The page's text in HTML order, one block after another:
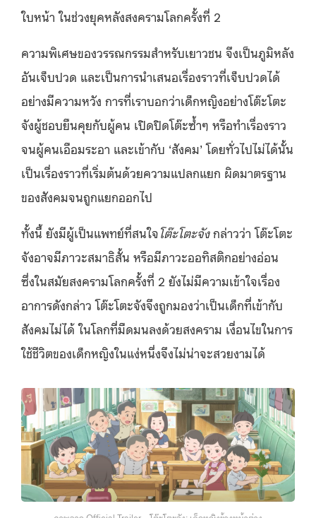
ใบหน้า ในช่วงยุคหลังสงครามโลกครั้งที่ 2
ความพิเศษของวรรณกรรมสำหรับเยาวชน จึงเป็นภูมิหลัง
อันเจ็บปวด และเป็นการนำเสนอเรื่องราวที่เจ็บปวดได้
อย่างมีความหวัง การที่เราบอกว่าเด็กหญิงอย่างโต๊ะโตะ
จังผู้ชอบยืนคุยกับผู้คน เปิดปิดโต๊ะซ้ำๆ หรือทำเรื่องราว
จนผู้คนเอือมระอา และเข้ากับ ‘สังคม’ โดยทั่วไปไม่ได้นั้น
เป็นเรื่องราวที่เริ่มต้นด้วยความแปลกแยก ผิดมาตรฐาน
ของสังคมจนถูกแยกออกไป
ทั้งนี้ ยังมีผู้เป็นแพทย์ที่สนใจโต๊ะโตะจังกล่าวว่า โต๊ะโตะ
จังอาจมีภาวะสมาธิสั้น หรือมีภาวะออทิสติกอย่างอ่อน
ซึ่งในสมัยสงครามโลกครั้งที่ 2 ยังไม่มีความเข้าใจเรื่อง
อาการดังกล่าว โต๊ะโตะจังจึงถูกมองว่าเป็นเด็กที่เข้ากับ
สังคมไม่ได้ ในโลกที่มืดมนลงด้วยสงคราม เงื่อนไขในการ
ใช้ชีวิตของเด็กหญิงในแง่หนึ่งจึงไม่น่าจะสวยงามได้